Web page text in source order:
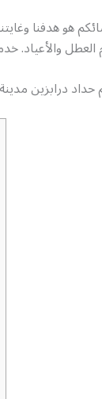
العطل والأعياد.
حداد درابزين